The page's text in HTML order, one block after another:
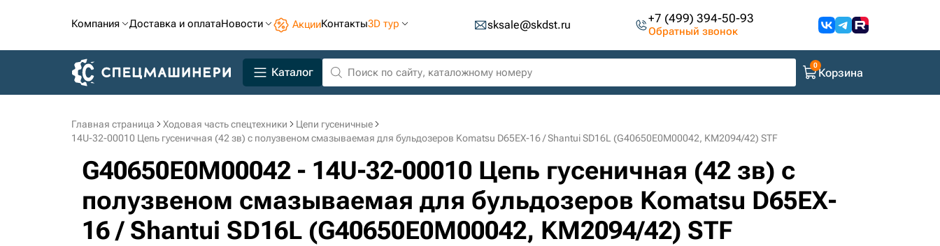
Компания Доставка и оплатаНовости АкцииКонтакты3D тур sksale@skdst.ru +7 (499) 394-50-93
Обратный звонок
Каталог Корзина
Главная страница Ходовая часть спецтехники
Цепи гусеничные
14U-32-00010 Цепь гусеничная (42 зв) с полузвеном смазываемая для бульдозеров Komatsu D65EX-16 / Shantui SD16L (G40650E0M00042, KM2094/42) STF
G40650E0M00042 - 14U-32-00010 Цепь гусеничная (42 зв) с
полузвеном смазываемая для бульдозеров Komatsu D65EX-
16 / Shantui SD16L (G40650E0M00042, KM2094/42) STF